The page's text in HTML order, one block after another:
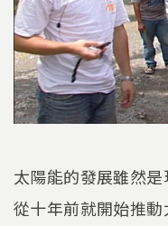
太陽能的發展雖然
從十年前就開始推